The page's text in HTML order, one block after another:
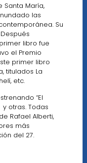
María,
las
Su
libro fue
el Premio
primer libro
titulados La
etc.
“El
y otras. Todas
Rafael Alberti,
más
del 27.